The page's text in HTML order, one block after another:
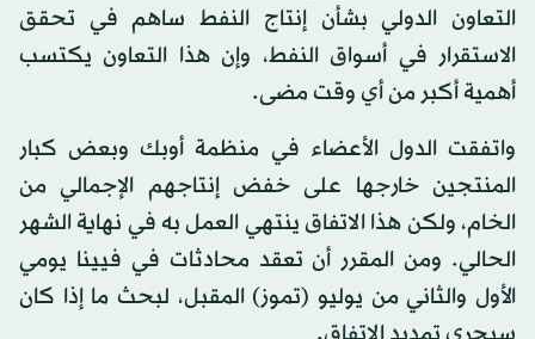
التعاون الدولي بشأن إنتاج النفط ساهم في تحقق
الاستقرار في أسواق النفط، وإن هذا التعاون يكتسب
أهمية أكبر من أي وقت مضى.
واتفقت الدول الأعضاء في منظمة أوبك وبعض كبار
المنتجين خارجها على خفض إنتاجهم الإجمالي من
الخام، ولكن هذا الاتفاق ينتهي العمل به في نهاية الشهر
الحالي. ومن المقرر أن تعقد محادثات في فيينا يومي
الأول والثاني من يوليو (تموز) المقبل، لبحث ما إذا كان